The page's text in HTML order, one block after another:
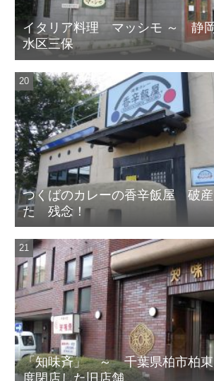
イタリア料理 マッシモ ～ 静
水区三保
つくばのカレーの香辛飯屋 破産
た 残念！
「知味斉」 ～ 千葉県柏市柏